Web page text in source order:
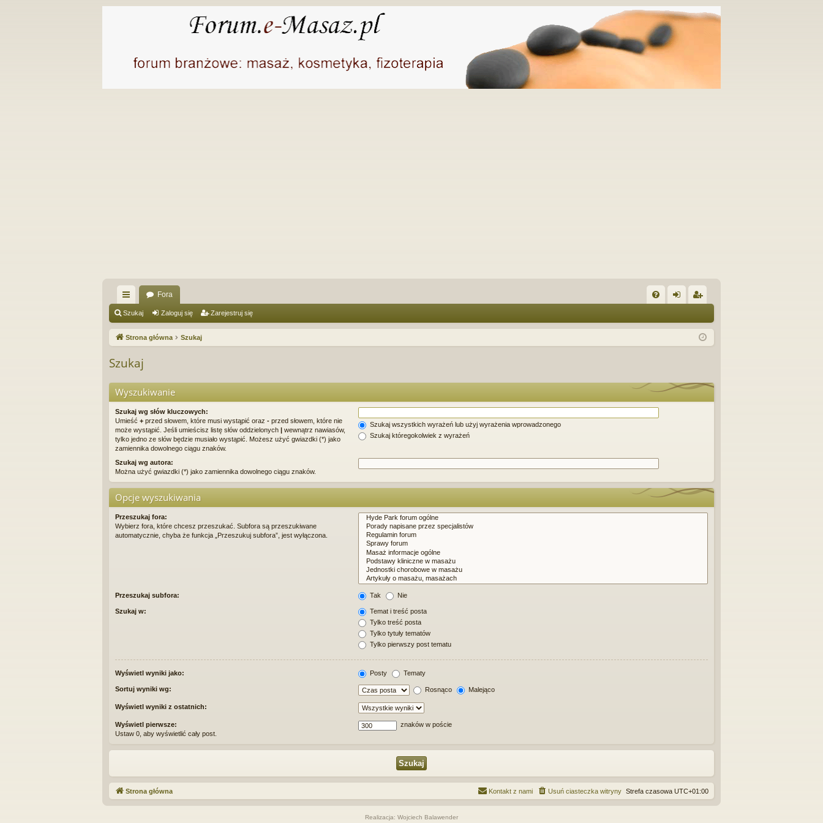
ię
ce
…
Fora
Q og
ę
ej
j
si
Szukaj Zaloguj się Zarejestruj się
Strona główna Szukaj
Szukaj
Wyszukiwanie
Szukaj wg słów kluczowych:
Umieść + przed słowem, które musi wystąpić oraz - przed słowem, które nie
może wystąpić. Jeśli umieścisz listę słów oddzielonych | wewnątrz nawiasów,
tylko jedno ze słów będzie musiało wystąpić. Możesz użyć gwiazdki (*) jako
zamiennika dowolnego ciągu znaków.
Szukaj wszystkich wyrażeń lub użyj wyrażenia wprowadzonego
Szukaj któregokolwiek z wyrażeń
Szukaj wg autora:
Można użyć gwiazdki (*) jako zamiennika dowolnego ciągu znaków.
Opcje wyszukiwania
Przeszukaj fora:
Wybierz fora, które chcesz przeszukać. Subfora są przeszukiwane
automatycznie, chyba że funkcja „Przeszukuj subfora”, jest wyłączona.
Przeszukaj subfora: Tak Nie
Szukaj w:
Temat i treść posta
Tylko treść posta
Tylko tytuły tematów
Tylko pierwszy post tematu
Wyświetl wyniki jako: Posty Tematy
Sortuj wyniki wg: Rosnąco Malejąco
Wyświetl wyniki z ostatnich:
Wyświetl pierwsze:
Ustaw 0, aby wyświetlić cały post.
znaków w poście
Strona główna Strefa czasowa UTC+01:00
Usuń ciasteczka witryny
Kontakt z nami
Realizacja: Wojciech Balawender